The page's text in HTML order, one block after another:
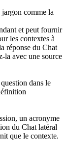
comme la
et peut fournir
les contextes à
réponse du Chat
la avec une source
dans le
un acronyme
du Chat latéral
que le contexte.